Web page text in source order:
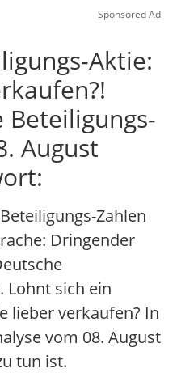
Sponsored Ad
Aktie:
Beteiligungs-
August
Zahlen
Dringender
Lohnt sich ein
lieber verkaufen? In
vom 08. August
tun ist.